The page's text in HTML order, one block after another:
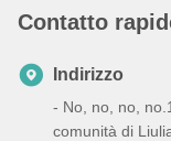
Contatto
Indirizzo
- No, no, no,
comunità di